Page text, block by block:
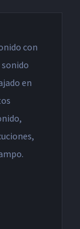
con
sonido
en